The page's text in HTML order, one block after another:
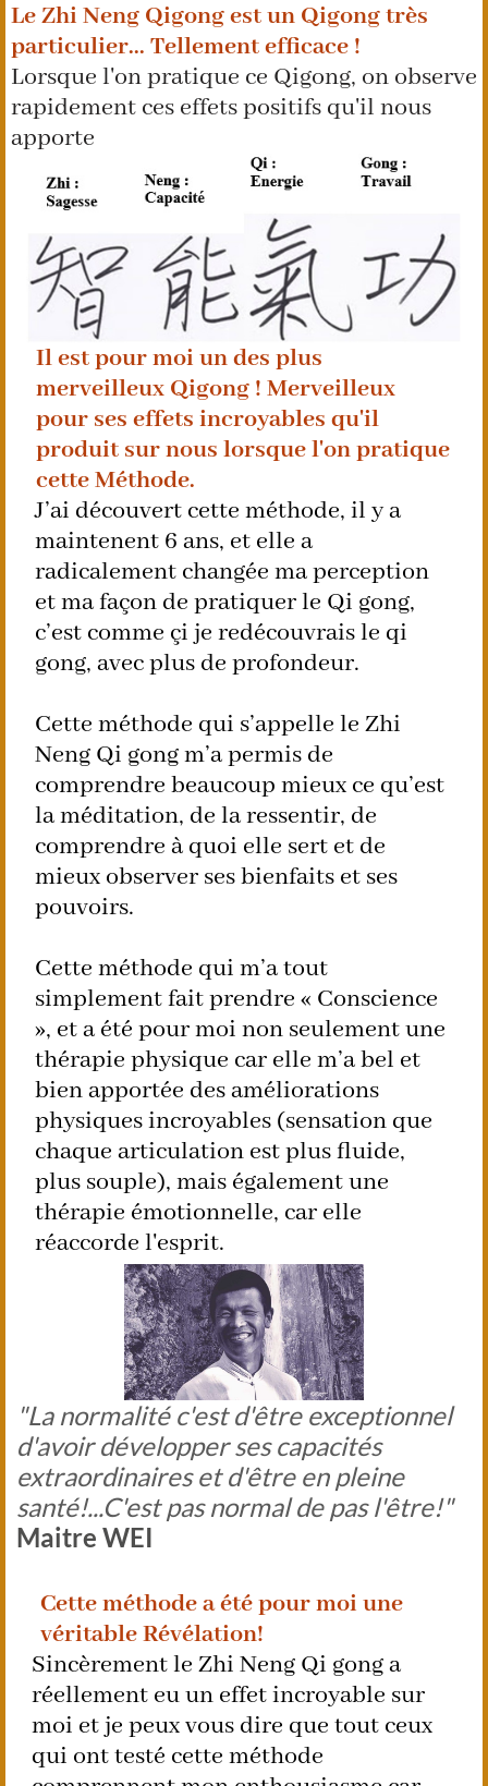
Le Zhi Neng Qigong est un Qigong très
particulier... Tellement efficace !
Lorsque l'on pratique ce Qigong, on observe
rapidement ces effets positifs qu'il nous
apporte
Il est pour moi un des plus
merveilleux Qigong ! Merveilleux
pour ses effets incroyables qu'il
produit sur nous lorsque l'on pratique
cette Méthode.
J’ai découvert cette méthode, il y a
maintenent 6 ans, et elle a
radicalement changée ma perception
et ma façon de pratiquer le Qi gong,
c’est comme çi je redécouvrais le qi
gong, avec plus de profondeur.
Cette méthode qui s’appelle le Zhi
Neng Qi gong m’a permis de
comprendre beaucoup mieux ce qu’est
la méditation, de la ressentir, de
comprendre à quoi elle sert et de
mieux observer ses bienfaits et ses
pouvoirs.
Cette méthode qui m’a tout
simplement fait prendre « Conscience
», et a été pour moi non seulement une
thérapie physique car elle m’a bel et
bien apportée des améliorations
physiques incroyables (sensation que
chaque articulation est plus fluide,
plus souple), mais également une
thérapie émotionnelle, car elle
réaccorde l'esprit.
"La normalité c'est d'être exceptionnel
d'avoir développer ses capacités
extraordinaires et d'être en pleine
santé!...C'est pas normal de pas l'être!"
Maitre WEI
Cette méthode a été pour moi une
véritable Révélation!
Sincèrement le Zhi Neng Qi gong a
réellement eu un effet incroyable sur
moi et je peux vous dire que tout ceux
qui ont testé cette méthode